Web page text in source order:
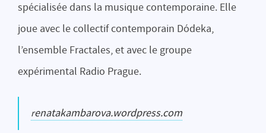
spécialisée dans la musique contemporaine. Elle
joue avec le collectif contemporain Dódeka,
l’ensemble Fractales, et avec le groupe
expérimental Radio Prague.
renatakambarova.wordpress.com